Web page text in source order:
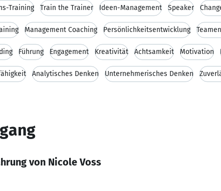
Training Train the Trainer Ideen-Management Speaker
Management Coaching Persönlichkeitsentwicklung
Führung Engagement Kreativität Achtsamkeit Motivation
Analytisches Denken Unternehmerisches Denken
von Nicole Voss